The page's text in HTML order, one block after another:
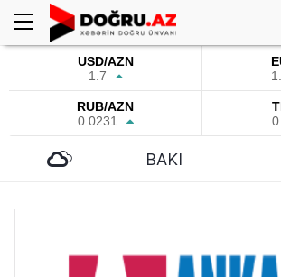
USD/AZN
1.7
RUB/AZN
0.0231
BAKI